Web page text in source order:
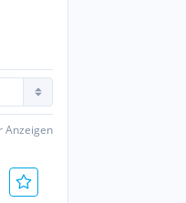
Anzeigen